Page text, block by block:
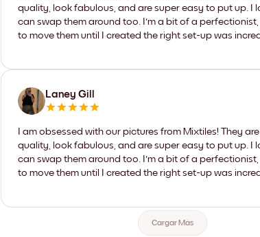
quality, look fabulous, and are super easy to put up. I
can swap them around too. I'm a bit of a
to move them until I created the right set-up was
Laney Gill
I am obsessed with our pictures from Mixtiles! They
quality, look fabulous, and are super easy to put up. I
can swap them around too. I'm a bit of a
to move them until I created the right set-up was
Cargar Más